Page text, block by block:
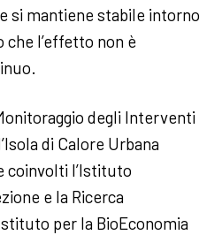
si mantiene stabile intorno
che l’effetto non è
degli Interventi
di Calore Urbana
coinvolti l’Istituto
e la Ricerca
per la BioEconomia